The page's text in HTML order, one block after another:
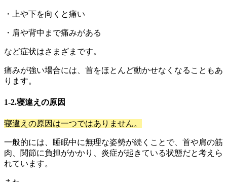
・上や下を向くと痛い
・肩や背中まで痛みがある
など症状はさまざまです。
痛みが強い場合には、首をほとんど動かせなくなることもあ
ります。
1-2.寝違えの原因
寝違えの原因は一つではありません。
一般的には、睡眠中に無理な姿勢が続くことで、首や肩の筋
肉、関節に負担がかかり、炎症が起きている状態だと考えら
れています。